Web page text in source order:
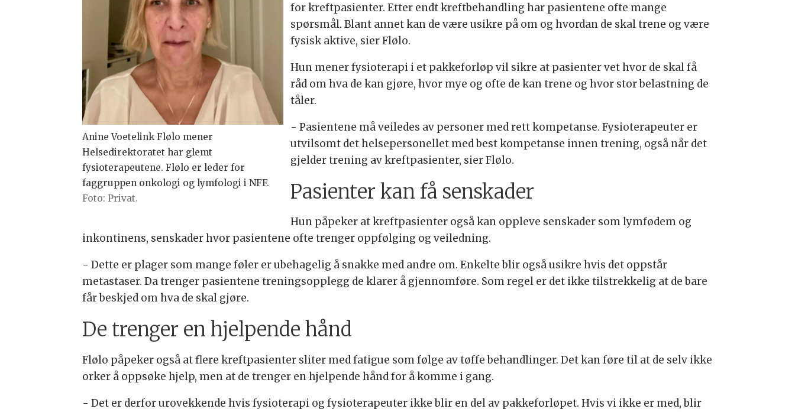
Anine Voetelink Flølo mener
Helsedirektoratet har glemt
fysioterapeutene. Flølo er leder for
faggruppen onkologi og lymfologi i NFF.
Foto: Privat.
for kreftpasienter. Etter endt kreftbehandling har pasientene ofte mange
spørsmål. Blant annet kan de være usikre på om og hvordan de skal trene og være
fysisk aktive, sier Flølo.
Hun mener fysioterapi i et pakkeforløp vil sikre at pasienter vet hvor de skal få
råd om hva de kan gjøre, hvor mye og ofte de kan trene og hvor stor belastning de
tåler.
- Pasientene må veiledes av personer med rett kompetanse. Fysioterapeuter er
utvilsomt det helsepersonellet med best kompetanse innen trening, også når det
gjelder trening av kreftpasienter, sier Flølo.
Pasienter kan få senskader
Hun påpeker at kreftpasienter også kan oppleve senskader som lymfødem og
inkontinens, senskader hvor pasientene ofte trenger oppfølging og veiledning.
- Dette er plager som mange føler er ubehagelig å snakke med andre om. Enkelte blir også usikre hvis det oppstår
metastaser. Da trenger pasientene treningsopplegg de klarer å gjennomføre. Som regel er det ikke tilstrekkelig at de bare
får beskjed om hva de skal gjøre.
De trenger en hjelpende hånd
Flølo påpeker også at flere kreftpasienter sliter med fatigue som følge av tøffe behandlinger. Det kan føre til at de selv ikke
orker å oppsøke hjelp, men at de trenger en hjelpende hånd for å komme i gang.
- Det er derfor urovekkende hvis fysioterapi og fysioterapeuter ikke blir en del av pakkeforløpet. Hvis vi ikke er med, blir